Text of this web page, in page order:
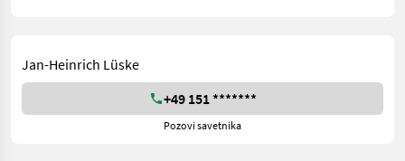
Jan-Heinrich Lüske
+49 151 *******
Pozovi savetnika